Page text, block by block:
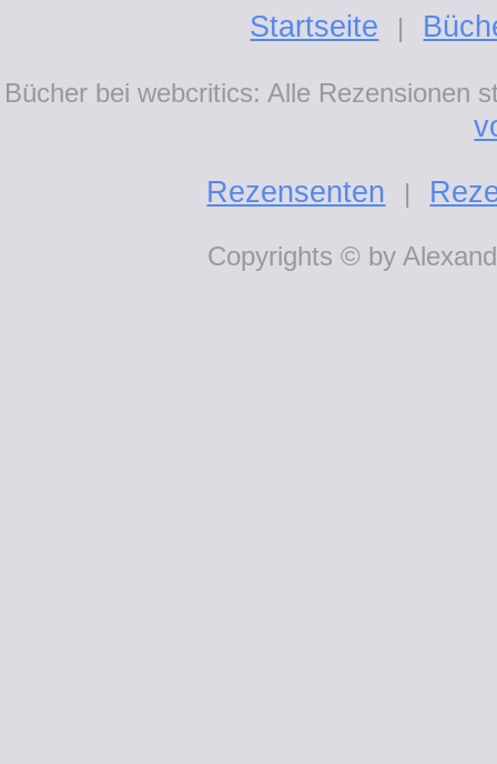
Startseite |
Bücher bei webcritics: Alle Rezensionen
Rezensenten
|
Copyrights © by